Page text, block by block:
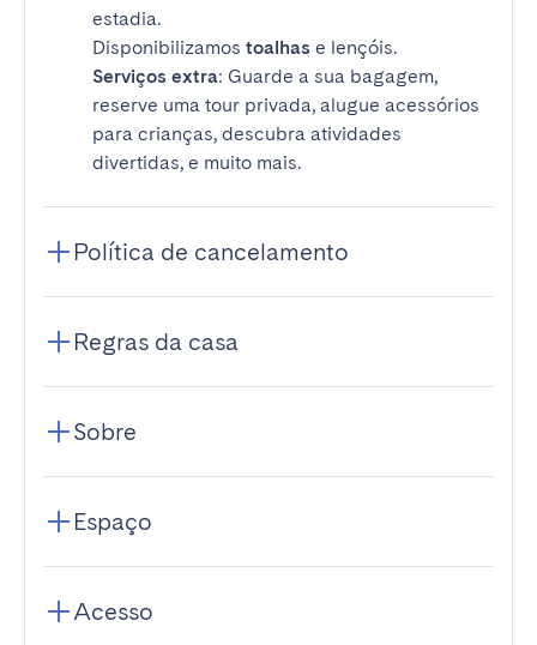
estadia.
Disponibilizamos toalhas e lençóis.
Serviços extra: Guarde a sua bagagem,
reserve uma tour privada, alugue acessórios
para crianças, descubra atividades
divertidas, e muito mais.
Política de cancelamento
Regras da casa
Sobre
Espaço
Acesso